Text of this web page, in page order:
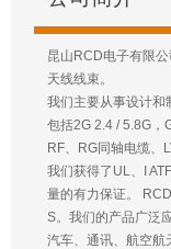
昆山RCD电子有限
天线线束。
我们主要从事设计和
包括2G 2.4 / 5.8G，
RF、RG同轴电缆、
我们获得了UL、I
量的有力保证。
S。我们的产品广泛
汽车、通讯、航空航